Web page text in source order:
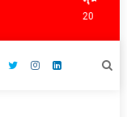
20 ชั่วโมง